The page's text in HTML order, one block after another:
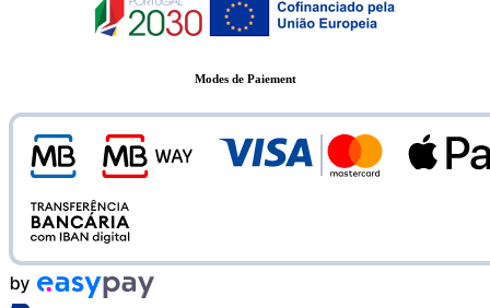
Modes de Paiement